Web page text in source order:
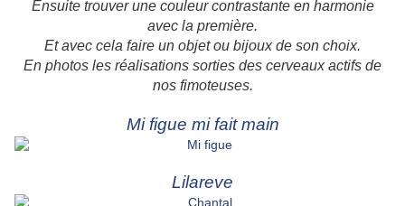
Ensuite trouver une couleur contrastante en harmonie
avec la première.
Et avec cela faire un objet ou bijoux de son choix.
En photos les réalisations sorties des cerveaux actifs de
nos fimoteuses.
Mi figue mi fait main
Lilareve